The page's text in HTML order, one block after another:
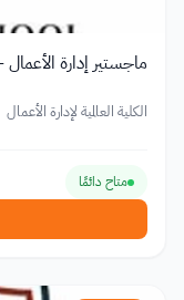
ماجستير إدارة الأعمال -
الكلية العالمية لإدارة الأعمال
متاح دائمًا